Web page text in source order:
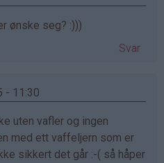
ønske seg? :)))
Svar
- 11:30
uten vafler og ingen
med ett vaffeljern som er
sikkert det går :-( så håper